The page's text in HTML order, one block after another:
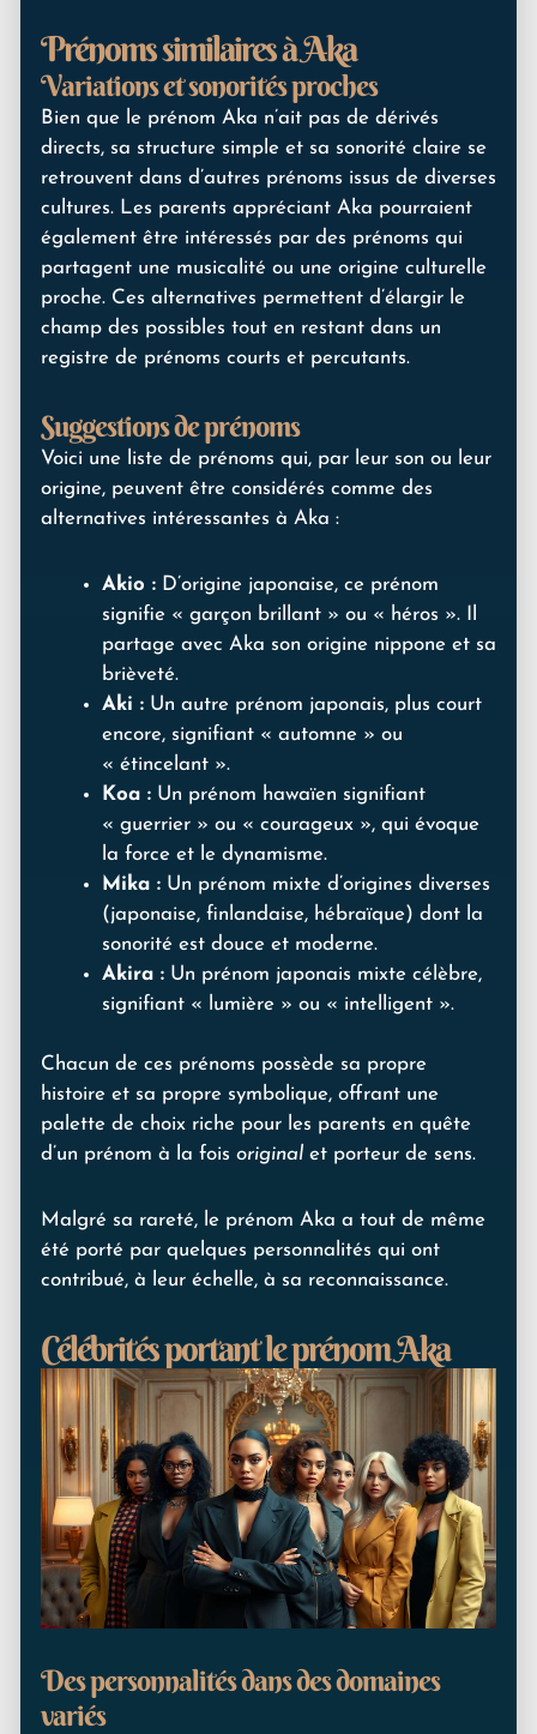
Prénoms similaires à Aka
Variations et sonorités proches
Bien que le prénom Aka n’ait pas de dérivés
directs, sa structure simple et sa sonorité claire se
retrouvent dans d’autres prénoms issus de diverses
cultures. Les parents appréciant Aka pourraient
également être intéressés par des prénoms qui
partagent une musicalité ou une origine culturelle
proche. Ces alternatives permettent d’élargir le
champ des possibles tout en restant dans un
registre de prénoms courts et percutants.
Suggestions de prénoms
Voici une liste de prénoms qui, par leur son ou leur
origine, peuvent être considérés comme des
alternatives intéressantes à Aka :
Akio : D’origine japonaise, ce prénom
signifie « garçon brillant » ou « héros ». Il
partage avec Aka son origine nippone et sa
brièveté.
Aki : Un autre prénom japonais, plus court
encore, signifiant « automne » ou
« étincelant ».
Koa : Un prénom hawaïen signifiant
« guerrier » ou « courageux », qui évoque
la force et le dynamisme.
Mika : Un prénom mixte d’origines diverses
(japonaise, finlandaise, hébraïque) dont la
sonorité est douce et moderne.
Akira : Un prénom japonais mixte célèbre,
signifiant « lumière » ou « intelligent ».
Chacun de ces prénoms possède sa propre
histoire et sa propre symbolique, offrant une
palette de choix riche pour les parents en quête
d’un prénom à la fois original et porteur de sens.
Malgré sa rareté, le prénom Aka a tout de même
été porté par quelques personnalités qui ont
contribué, à leur échelle, à sa reconnaissance.
Célébrités portant le prénom Aka
Des personnalités dans des domaines
variés